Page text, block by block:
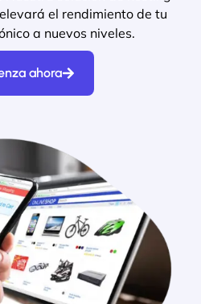
el rendimiento de tu
a nuevos niveles.
ahora